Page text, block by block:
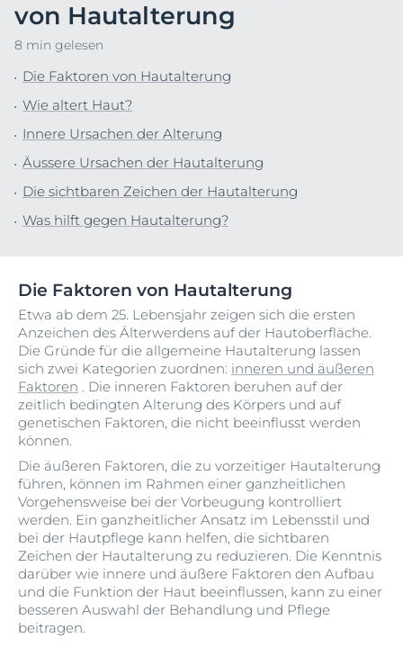
von Hautalterung
8 min gelesen
Die Faktoren von Hautalterung
Wie altert Haut?
Innere Ursachen der Alterung
Äussere Ursachen der Hautalterung
Die sichtbaren Zeichen der Hautalterung
Was hilft gegen Hautalterung?
Die Faktoren von Hautalterung
Etwa ab dem 25. Lebensjahr zeigen sich die ersten
Anzeichen des Älterwerdens auf der Hautoberfläche.
Die Gründe für die allgemeine Hautalterung lassen
sich zwei Kategorien zuordnen: inneren und äußeren
Faktoren . Die inneren Faktoren beruhen auf der
zeitlich bedingten Alterung des Körpers und auf
genetischen Faktoren, die nicht beeinflusst werden
können.
Die äußeren Faktoren, die zu vorzeitiger Hautalterung
führen, können im Rahmen einer ganzheitlichen
Vorgehensweise bei der Vorbeugung kontrolliert
werden. Ein ganzheitlicher Ansatz im Lebensstil und
bei der Hautpflege kann helfen, die sichtbaren
Zeichen der Hautalterung zu reduzieren. Die Kenntnis
darüber wie innere und äußere Faktoren den Aufbau
und die Funktion der Haut beeinflussen, kann zu einer
besseren Auswahl der Behandlung und Pflege
beitragen.